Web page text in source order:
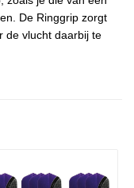
De Ringgrip zorgt
de vlucht daarbij te